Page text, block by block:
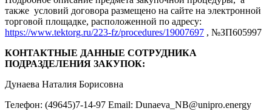
также условий договора размещено на сайте на электронной
торговой площадке, расположенной по адресу:
https://www.tektorg.ru/223-fz/procedures/19007697 , №ЗП605997
КОНТАКТНЫЕ ДАННЫЕ СОТРУДНИКА
ПОДРАЗДЕЛЕНИЯ ЗАКУПОК:
Дунаева Наталия Борисовна
Телефон: (49645)7-14-97 Email: Dunaeva_NB@unipro.energy